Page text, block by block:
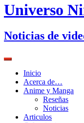
Universo
Noticias de
Inicio
Acerca de…
Anime y Manga
Reseñas
Noticias
Articulos